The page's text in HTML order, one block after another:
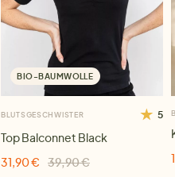
BIO-BAUMWOLLE
BLUTSGESCHWISTER 5
Top Balconnet Black
31,90 €
39,90 €